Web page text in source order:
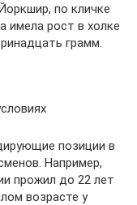
по кличке
имела рост в холке
грамм.
позиции в
Например,
прожил до 22 лет
возрасте у